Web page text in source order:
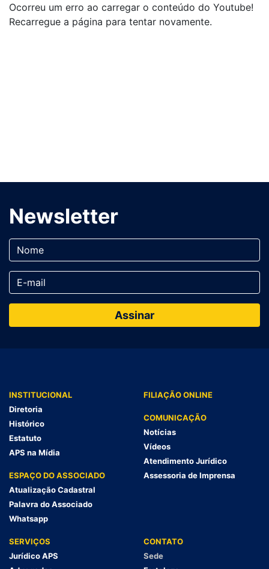
Ocorreu um erro ao carregar o conteúdo do Youtube!
Recarregue a página para tentar novamente.
Newsletter
INSTITUCIONAL
Diretoria
Histórico
Estatuto
APS na Mídia
ESPAÇO DO ASSOCIADO
Atualização Cadastral
Palavra do Associado
Whatsapp
FILIAÇÃO ONLINE
COMUNICAÇÃO
Notícias
Vídeos
Atendimento Jurídico
Assessoria de Imprensa
SERVIÇOS
Jurídico APS
CONTATO
Sede